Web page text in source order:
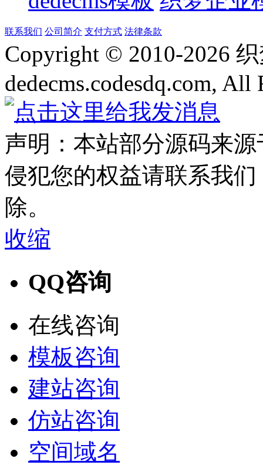
联系我们 公司简介 支付方式 法律条款
Copyright © 2010-2026
dedecms.codesdq.com, All
声明：本站部分源码来
侵犯您的权益请联系我
除。
收缩
QQ咨询
在线咨询
模板咨询
建站咨询
仿站咨询
空间域名